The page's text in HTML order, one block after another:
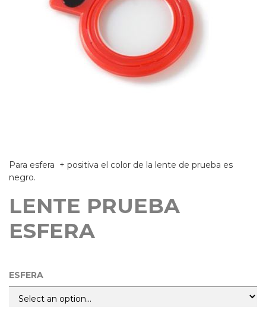
Para esfera + positiva el color de la lente de prueba es
negro.
LENTE PRUEBA
ESFERA
ESFERA